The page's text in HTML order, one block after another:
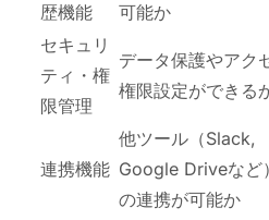
歴機能
可能か
セキュリ
ティ・権
限管理
データ保護やアク
権限設定ができる
連携機能
他ツール（Slack,
Google Driveなど
の連携が可能か